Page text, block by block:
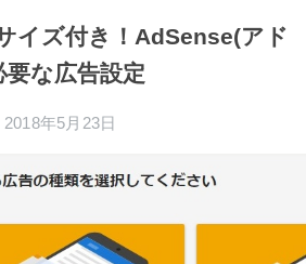
イズ付き！AdSense(アド
な広告設定
2018年5月23日